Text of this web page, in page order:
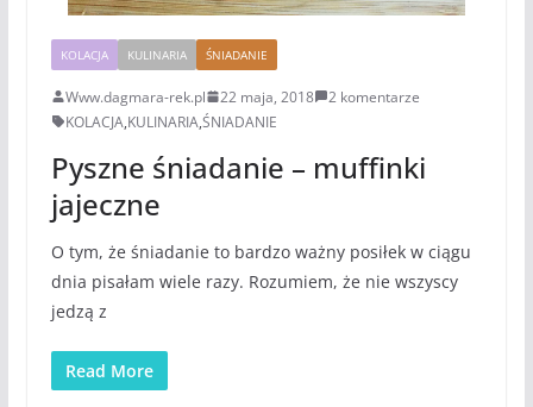
KOLACJA KULINARIA ŚNIADANIE
Www.dagmara-rek.pl 22 maja, 2018
2 komentarze
KOLACJA,KULINARIA,ŚNIADANIE
Pyszne śniadanie – muffinki
jajeczne
O tym, że śniadanie to bardzo ważny posiłek w ciągu
dnia pisałam wiele razy. Rozumiem, że nie wszyscy
jedzą z
Read More